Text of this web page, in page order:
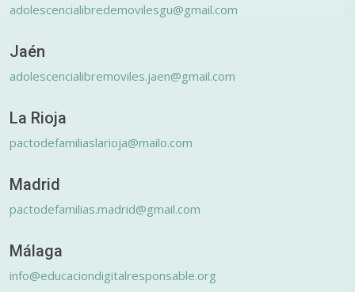
adolescencialibredemovilesgu@gmail.com
Jaén
adolescencialibremoviles.jaen@gmail.com
La Rioja
pactodefamiliaslarioja@mailo.com
Madrid
pactodefamilias.madrid@gmail.com
Málaga
info@educaciondigitalresponsable.org